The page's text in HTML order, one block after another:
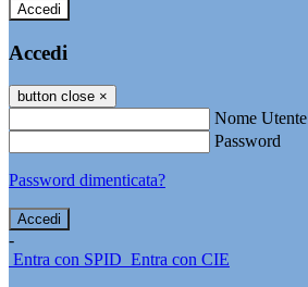
Accedi
Accedi
button close ×
Nome Utente
Password
Password dimenticata?
-
Entra con SPID Entra con CIE